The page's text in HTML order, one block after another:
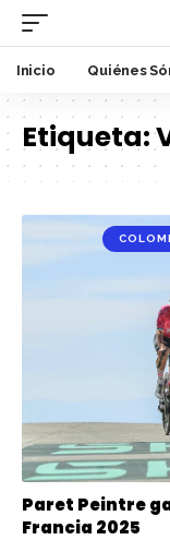
Inicio Quiénes
Etiqueta:
Paret Peintre
Francia 2025